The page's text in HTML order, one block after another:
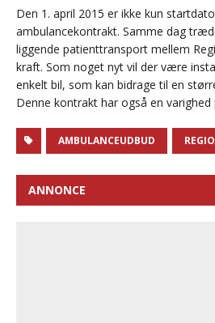
Den 1. april 2015 er ikke kun
ambulancekontrakt. Samme dag
liggende patienttransport mellem
kraft. Som noget nyt vil der være
enkelt bil, som kan bidrage til en
Denne kontrakt har også en varighed
AMBULANCEUDBUD
ANNONCE